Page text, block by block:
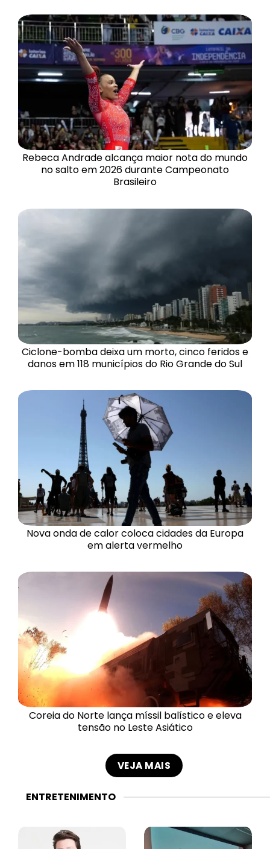
Rebeca Andrade alcança maior nota do mundo
no salto em 2026 durante Campeonato
Brasileiro
Ciclone-bomba deixa um morto, cinco feridos e
danos em 118 municípios do Rio Grande do Sul
Nova onda de calor coloca cidades da Europa
em alerta vermelho
Coreia do Norte lança míssil balístico e eleva
tensão no Leste Asiático
VEJA MAIS
ENTRETENIMENTO